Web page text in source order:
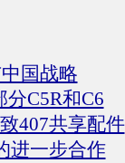
国战略
C5R和C6
407共享配件
进一步合作